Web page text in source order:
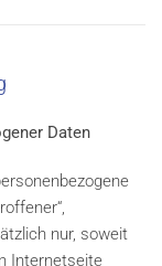
Daten
nur, soweit
Internetseite